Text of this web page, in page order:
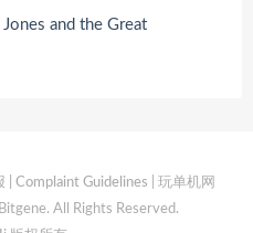
and the Great
| Complaint Guidelines | 玩单机网
All Rights Reserved.